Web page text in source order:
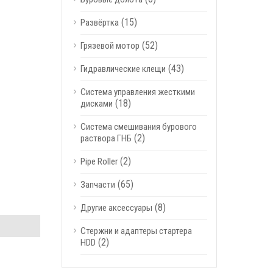
Развёртка(15)
Грязевой мотор (52)
Гидравлические клещи (43)
Система управления жесткими
дисками (18)
Система смешивания бурового
раствора ГНБ (2)
Pipe Roller(2)
Запчасти (65)
Другие аксессуары (8)
Стержни и адаптеры стартера
HDD (2)